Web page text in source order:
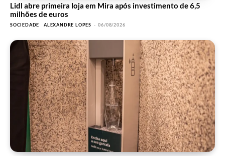
Lidl abre primeira loja em Mira após investimento de 6,5
milhões de euros
SOCIEDADE ALEXANDRE LOPES - 06/08/2026